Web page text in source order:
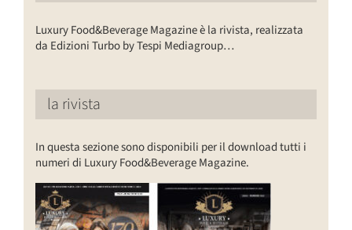
Luxury Food&Beverage Magazine è la rivista, realizzata
da Edizioni Turbo by Tespi Mediagroup…
la rivista
In questa sezione sono disponibili per il download tutti i
numeri di Luxury Food&Beverage Magazine.